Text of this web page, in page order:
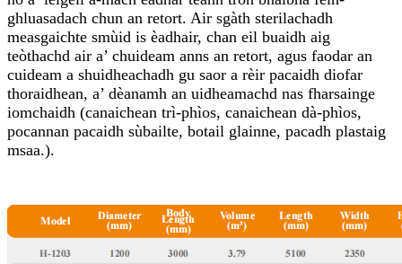
ghluasadach chun an retort. Air sgàth sterilachadh
measgaichte smùid is èadhair, chan eil buaidh aig
teòthachd air a’ chuideam anns an retort, agus faodar an
cuideam a shuidheachadh gu saor a rèir pacaidh diofar
thoraidhean, a’ dèanamh an uidheamachd nas fharsainge
iomchaidh (canaichean trì-phìos, canaichean dà-phìos,
pocannan pacaidh sùbailte, botail glainne, pacadh plastaig
msaa.).